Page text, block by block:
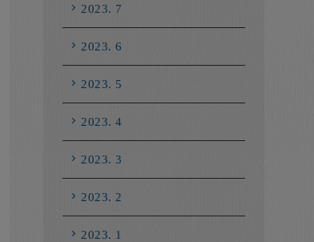
2023. 7
2023. 6
2023. 5
2023. 4
2023. 3
2023. 2
2023. 1